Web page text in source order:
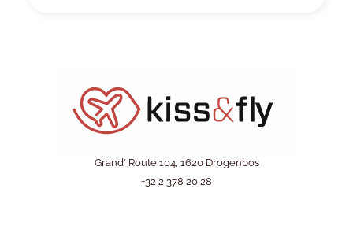
Grand' Route 104, 1620 Drogenbos
+32 2 378 20 28